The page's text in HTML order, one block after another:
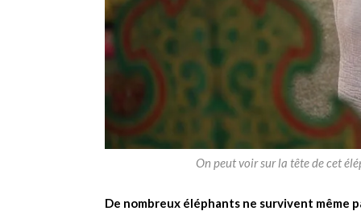
On peut voir sur la tête de cet
De nombreux éléphants ne survivent même